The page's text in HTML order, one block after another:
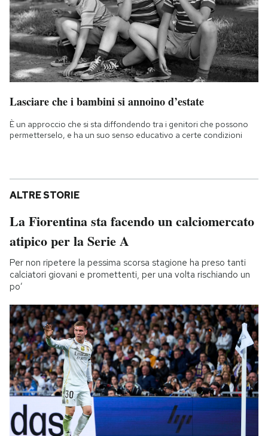
Lasciare che i bambini si annoino d’estate
È un approccio che si sta diffondendo tra i genitori che possono
permetterselo, e ha un suo senso educativo a certe condizioni
ALTRE STORIE
La Fiorentina sta facendo un calciomercato
atipico per la Serie A
Per non ripetere la pessima scorsa stagione ha preso tanti
calciatori giovani e promettenti, per una volta rischiando un
po’